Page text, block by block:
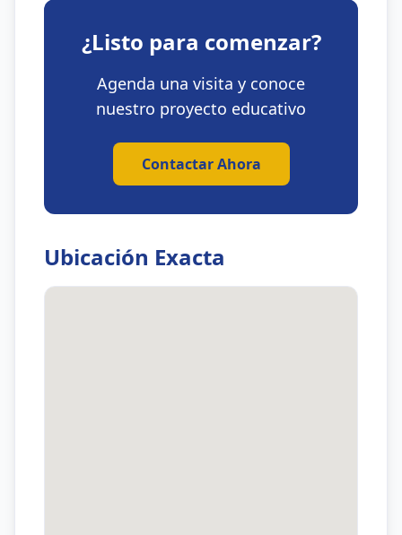
¿Listo para comenzar?
Agenda una visita y conoce
nuestro proyecto educativo
Contactar Ahora
Ubicación Exacta